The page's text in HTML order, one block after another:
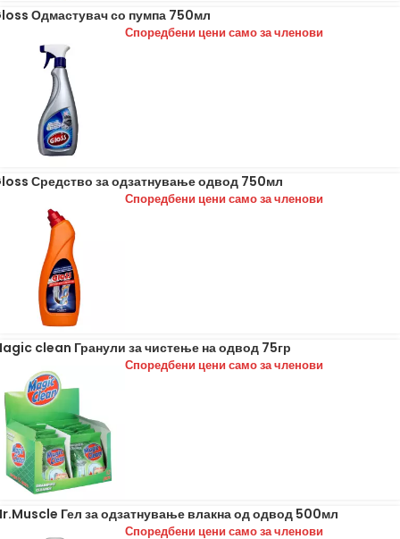
Одмастувач со пумпа 750мл
Споредбени цени само за членови
Средство за одзатнување одвод 750мл
Споредбени цени само за членови
clean Гранули за чистење на одвод 75гр
Споредбени цени само за членови
Гел за одзатнување влакна од одвод 500мл
Споредбени цени само за членови